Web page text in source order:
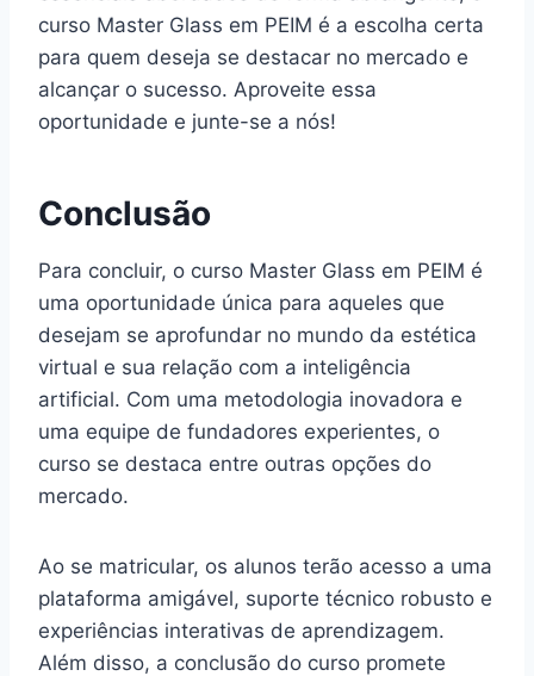
curso Master Glass em PEIM é a escolha certa
para quem deseja se destacar no mercado e
alcançar o sucesso. Aproveite essa
oportunidade e junte-se a nós!
Conclusão
Para concluir, o curso Master Glass em PEIM é
uma oportunidade única para aqueles que
desejam se aprofundar no mundo da estética
virtual e sua relação com a inteligência
artificial. Com uma metodologia inovadora e
uma equipe de fundadores experientes, o
curso se destaca entre outras opções do
mercado.
Ao se matricular, os alunos terão acesso a uma
plataforma amigável, suporte técnico robusto e
experiências interativas de aprendizagem.
Além disso, a conclusão do curso promete